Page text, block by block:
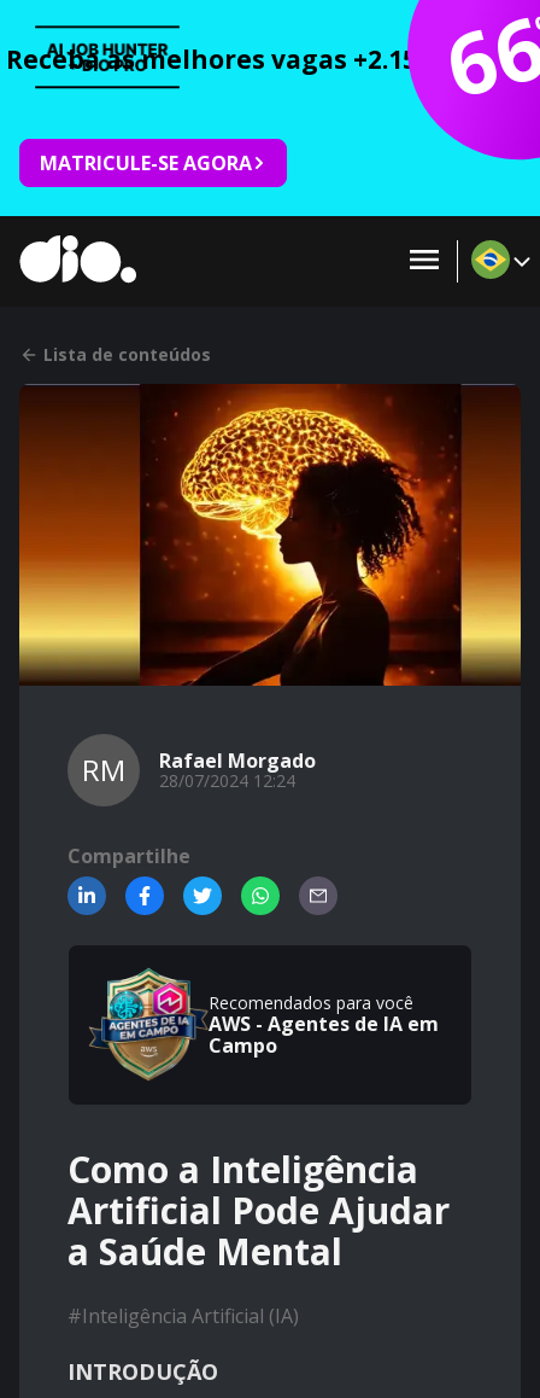
Receba as melhores vagas +2.150 cursos
MATRICULE-SE AGORA
Lista de conteúdos
RM Rafael Morgado
28/07/2024 12:24
Compartilhe
Recomendados para você
AWS - Agentes de IA em
Campo
Como a Inteligência
Artificial Pode Ajudar
a Saúde Mental
#Inteligência Artificial (IA)
INTRODUÇÃO